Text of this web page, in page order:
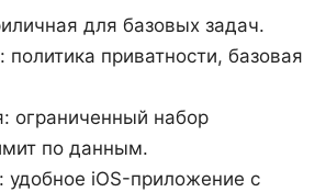
для базовых задач.
политика приватности, базовая
ограниченный набор
по данным.
удобное iOS-приложение с